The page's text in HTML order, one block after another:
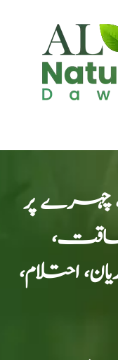
چہرے پر
طاقت،
احتلام،